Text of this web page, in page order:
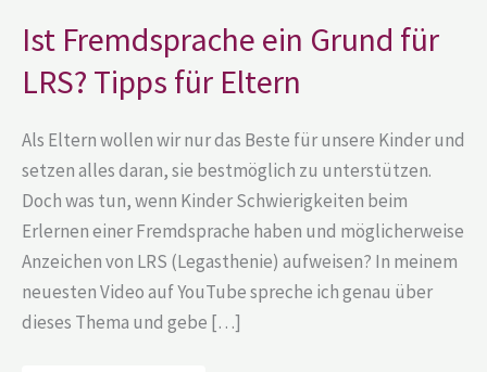
Ist Fremdsprache ein Grund für
LRS? Tipps für Eltern
Als Eltern wollen wir nur das Beste für unsere Kinder und
setzen alles daran, sie bestmöglich zu unterstützen.
Doch was tun, wenn Kinder Schwierigkeiten beim
Erlernen einer Fremdsprache haben und möglicherweise
Anzeichen von LRS (Legasthenie) aufweisen? In meinem
neuesten Video auf YouTube spreche ich genau über
dieses Thema und gebe […]
für
LRS?
Tipps
für